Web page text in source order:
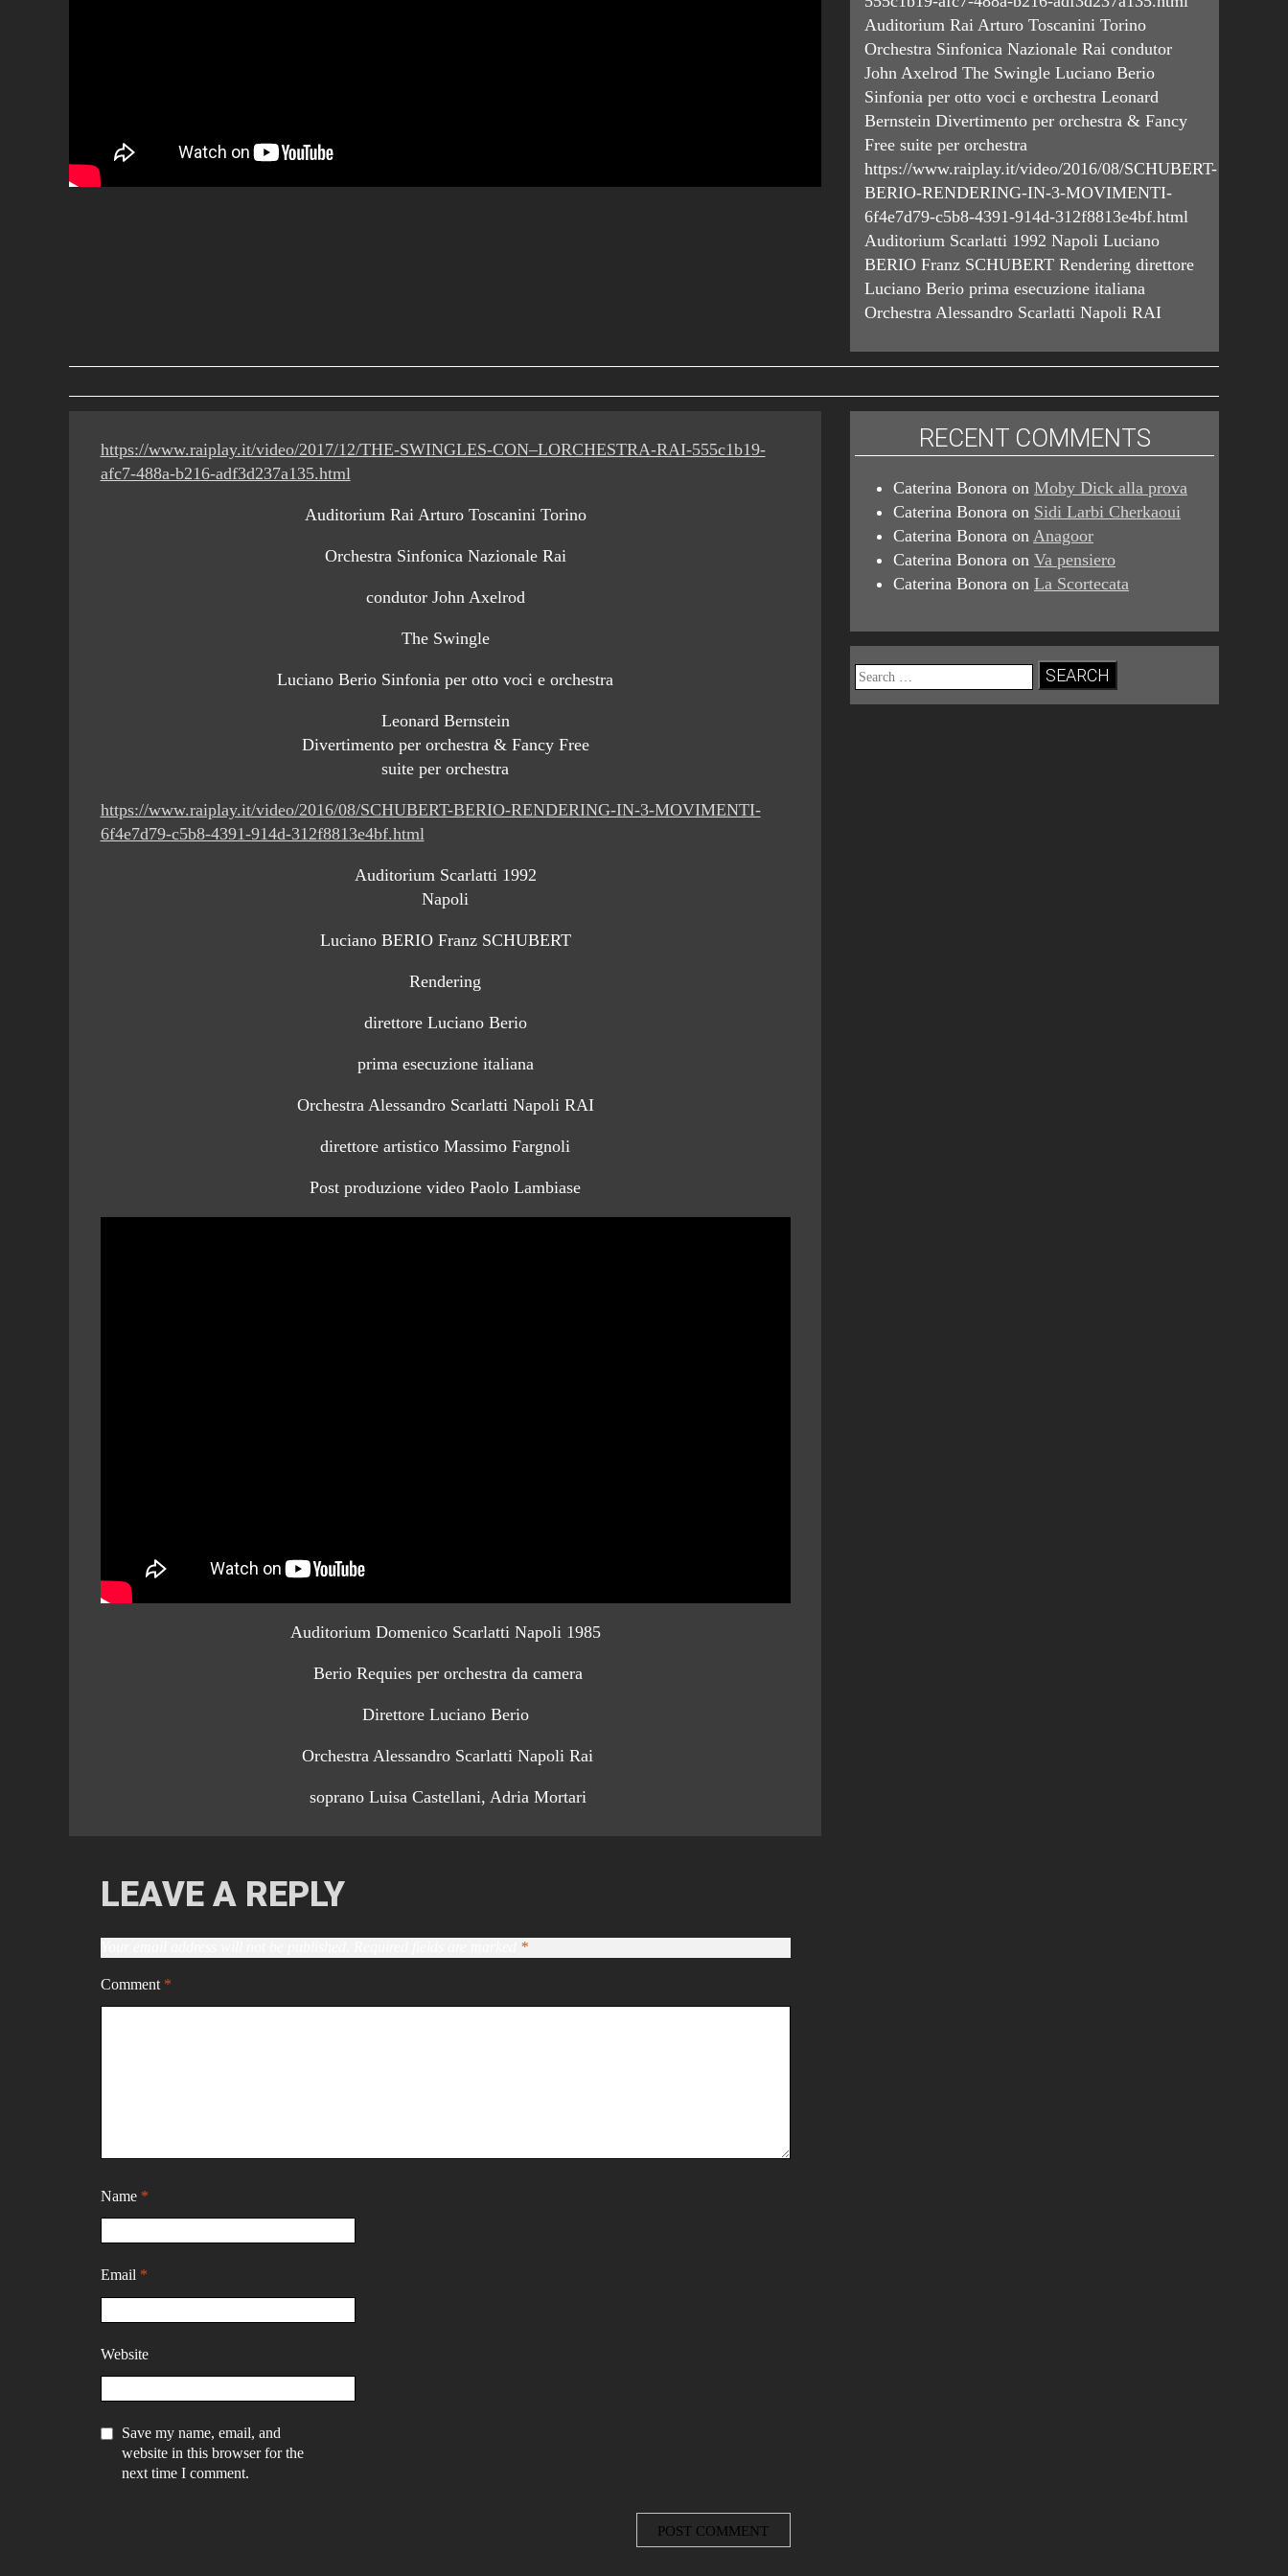
Auditorium Rai Arturo Toscanini Torino
Orchestra Sinfonica Nazionale Rai condutor
John Axelrod The Swingle Luciano Berio
Sinfonia per otto voci e orchestra Leonard
Bernstein Divertimento per orchestra & Fancy
Free suite per orchestra
https://www.raiplay.it/video/2016/08/SCHUBERT-
BERIO-RENDERING-IN-3-MOVIMENTI-
6f4e7d79-c5b8-4391-914d-312f8813e4bf.html
Auditorium Scarlatti 1992 Napoli Luciano
BERIO Franz SCHUBERT Rendering direttore
Luciano Berio prima esecuzione italiana
Orchestra Alessandro Scarlatti Napoli RAI
https://www.raiplay.it/video/2017/12/THE-SWINGLES-CON–LORCHESTRA-RAI-555c1b19-
afc7-488a-b216-adf3d237a135.html
Auditorium Rai Arturo Toscanini Torino
Orchestra Sinfonica Nazionale Rai
condutor John Axelrod
The Swingle
Luciano Berio Sinfonia per otto voci e orchestra
Leonard Bernstein
Divertimento per orchestra & Fancy Free
suite per orchestra
https://www.raiplay.it/video/2016/08/SCHUBERT-BERIO-RENDERING-IN-3-MOVIMENTI-
6f4e7d79-c5b8-4391-914d-312f8813e4bf.html
Auditorium Scarlatti 1992
Napoli
Luciano BERIO Franz SCHUBERT
Rendering
direttore Luciano Berio
prima esecuzione italiana
Orchestra Alessandro Scarlatti Napoli RAI
direttore artistico Massimo Fargnoli
Post produzione video Paolo Lambiase
Auditorium Domenico Scarlatti Napoli 1985
Berio Requies per orchestra da camera
Direttore Luciano Berio
Orchestra Alessandro Scarlatti Napoli Rai
soprano Luisa Castellani, Adria Mortari
LEAVE A REPLY
*
Comment *
Name *
Email *
Website
Save my name, email, and
website in this browser for the
next time I comment.
RECENT COMMENTS
Caterina Bonora onMoby Dick alla prova
Caterina Bonora on Sidi Larbi Cherkaoui
Caterina Bonora onAnagoor
Caterina Bonora onVa pensiero
Caterina Bonora onLa Scortecata
Search
for: